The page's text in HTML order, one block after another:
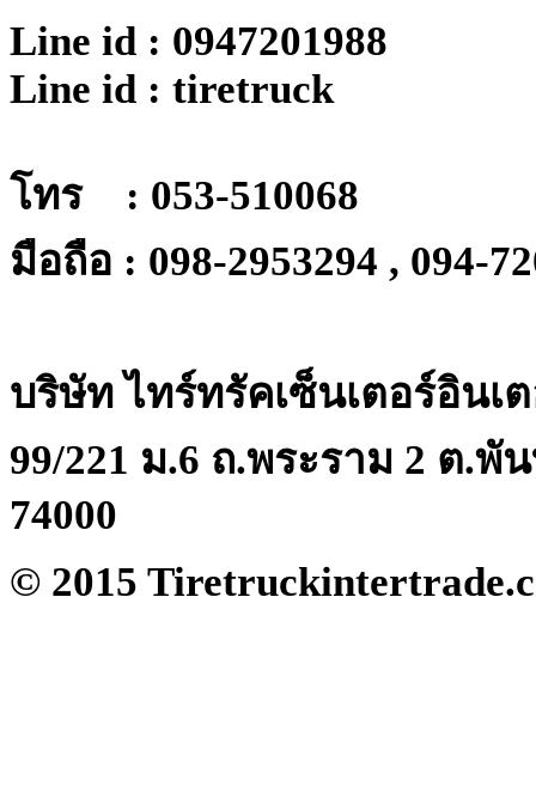
Line id : 0947201988
Line id : tiretruck
โทร : 053-510068
มือถือ : 098-2953294 , 094-
บริษัท ไทร์ทรัคเซ็นเตอร์อินเ
99/221 ม.6 ถ.พระราม 2 ต.พั
74000
© 2015